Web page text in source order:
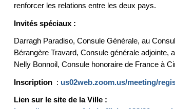
renforcer les relations entre les deux pays.
Invités spéciaux :
Darragh Paradiso, Consule Générale, au
Bérangère Travard, Consule générale adjointe,
Nelly Bonnoil, Consule honoraire de France à
Inscription : us02web.zoom.us/meeting/
Lien sur le site de la Ville :